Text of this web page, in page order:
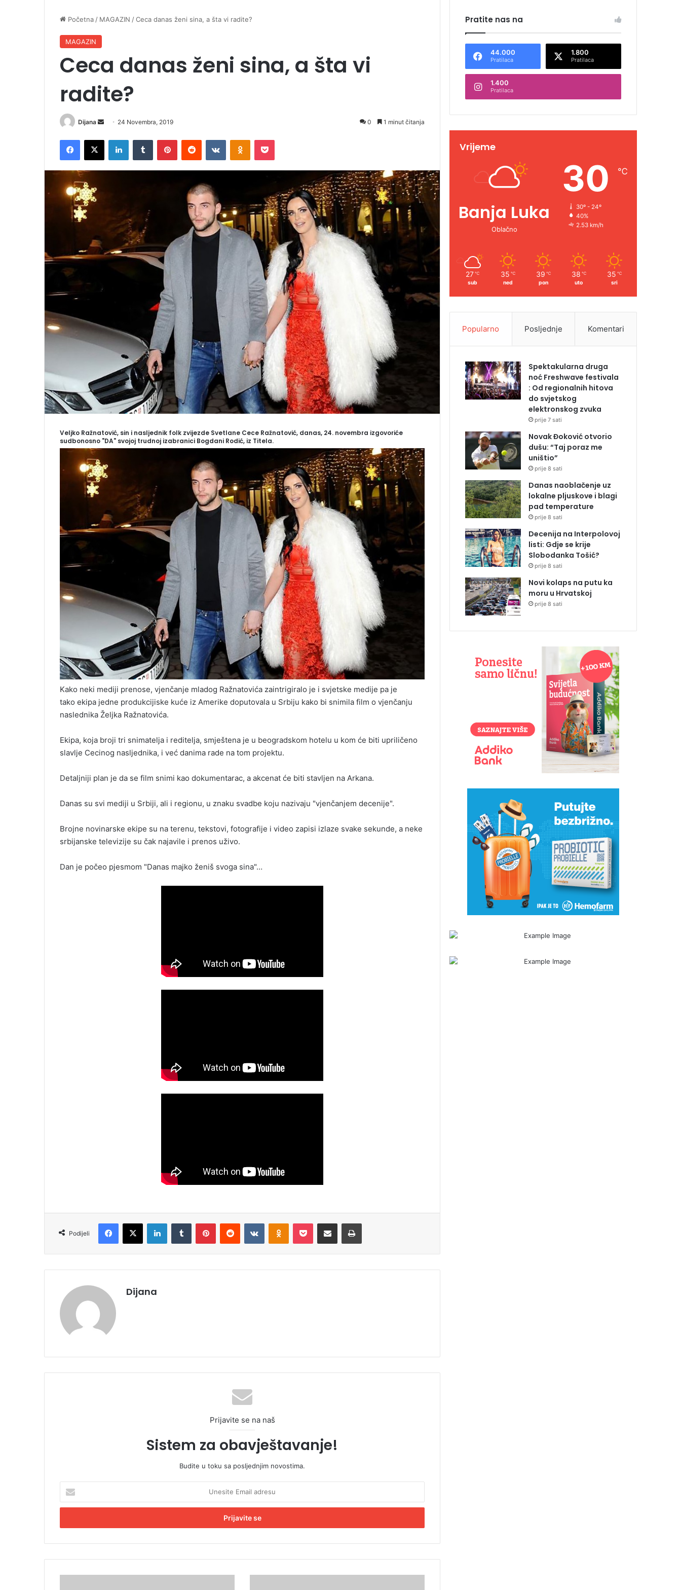
Početna / MAGAZIN /Ceca danas ženi sina, a šta vi radite?
MAGAZIN
Ceca danas ženi sina, a šta vi
radite?
Dijana
d
a
24 Novembra, 2019 0 1 minut čitanja
Veljko Ražnatović, sin i nasljednik folk zvijezde Svetlane Cece Ražnatović, danas, 24. novembra izgovoriće
sudbonosno "DA" svojoj trudnoj izabranici Bogdani Rodić, iz Titela.
Kako neki mediji prenose, vjenčanje mladog Ražnatovića zaintrigiralo je i svjetske medije pa je
tako ekipa jedne produkcijiske kuće iz Amerike doputovala u Srbiju kako bi snimila film o vjenčanju
naslednika Željka Ražnatovića.
Ekipa, koja broji tri snimatelja i reditelja, smještena je u beogradskom hotelu u kom će biti upriličeno
slavlje Cecinog nasljednika, i već danima rade na tom projektu.
Detaljniji plan je da se film snimi kao dokumentarac, a akcenat će biti stavljen na Arkana.
Danas su svi mediji u Srbiji, ali i regionu, u znaku svadbe koju nazivaju "vjenčanjem decenije".
Brojne novinarske ekipe su na terenu, tekstovi, fotografije i video zapisi izlaze svake sekunde, a neke
srbijanske televizije su čak najavile i prenos uživo.
Dan je počeo pjesmom "Danas majko ženiš svoga sina"…
Podijeli
Dijana
Prijavite se na naš
Sistem za obavještavanje!
Budite u toku sa posljednjim novostima.
e
i
E
Pratite nas na
44.000
Pratilaca
1.800
Pratilaca
1.400
Pratilaca
Vrijeme
Banja Luka
Oblačno
30 ℃
30º - 24º
40%
2.53 km/h
27 ℃
sub
35 ℃
ned
39 ℃
pon
38 ℃
uto
35 ℃
sri
Popularno Posljednje Komentari
Spektakularna druga
noć Freshwave festivala
: Od regionalnih hitova
do svjetskog
elektronskog zvuka
prije 7 sati
Novak Đoković otvorio
dušu: “Taj poraz me
uništio”
prije 8 sati
Danas naoblačenje uz
lokalne pljuskove i blagi
pad temperature
prije 8 sati
Decenija na Interpolovoj
listi: Gdje se krije
Slobodanka Tošić?
prije 8 sati
Novi kolaps na putu ka
moru u Hrvatskoj
prije 8 sati